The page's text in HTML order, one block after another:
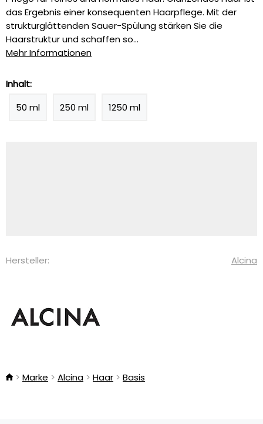
das Ergebnis einer konsequenten Haarpflege. Mit der
strukturglättenden Sauer-Spülung stärken Sie die
Haarstruktur und schaffen so...
Mehr Informationen
Inhalt:
50 ml
250 ml 1250 ml
Hersteller: Alcina
Marke Alcina Haar Basis